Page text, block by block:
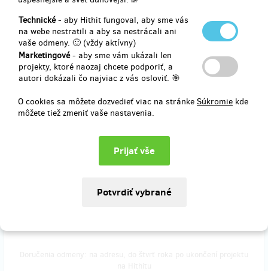
Technické- aby Hithit fungoval, aby sme vás
na webe nestratili a aby sa nestrácali ani
vaše odmeny. 🙂 (vždy aktívny)
Marketingové- aby sme vám ukázali len
projekty, ktoré naozaj chcete podporiť, a
autori dokázali čo najviac z vás osloviť. 🎯
O cookies sa môžete dozvedieť viac na stránke Súkromie kde
môžete tiež zmeniť vaše nastavenia.
Moje teta - Tvoje teta - román v elektronické podobě ve formátech
ePUB, Mobi - zašleme přes email s osobním poděkováním.
Doručenia odmeny: do štvrť roka po ukončení projektu na Hithitu
(200 Kč)
Moje teta - Tvoje teta - papírová kniha s